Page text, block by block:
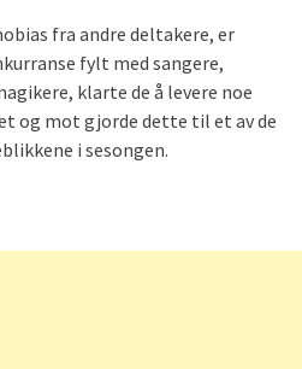
fra andre deltakere, er
fylt med sangere,
klarte de å levere noe
og mot gjorde dette til et av de
i sesongen.